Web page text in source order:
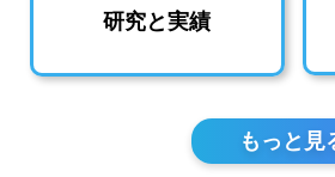
研究と実績
もっと見